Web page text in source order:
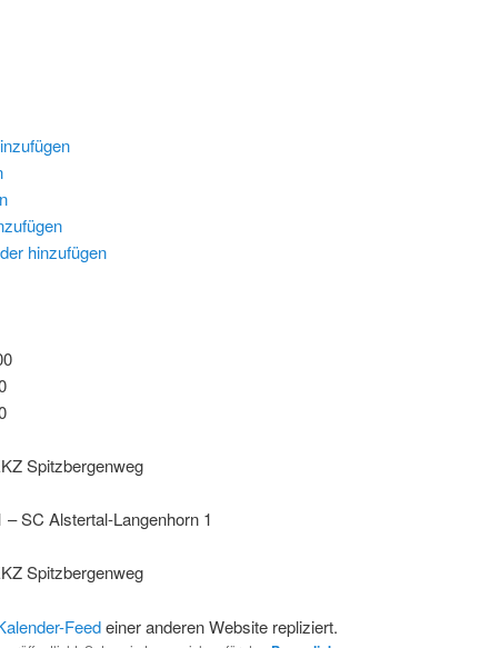
hinzufügen
Spitzbergenweg
SC Alstertal-Langenhorn 1
Spitzbergenweg
Feedeiner anderen Website repliziert.